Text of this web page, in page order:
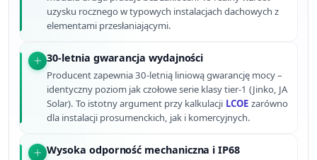
uzysku rocznego w typowych instalacjach dachowych z
elementami przesłaniającymi.
30-letnia gwarancja wydajności
Producent zapewnia 30-letnią liniową gwarancję mocy –
identyczny poziom jak czołowe serie klasy tier-1 (Jinko, JA
Solar). To istotny argument przy kalkulacji LCOE zarówno
dla instalacji prosumenckich, jak i komercyjnych.
Wysoka odporność mechaniczna i IP68